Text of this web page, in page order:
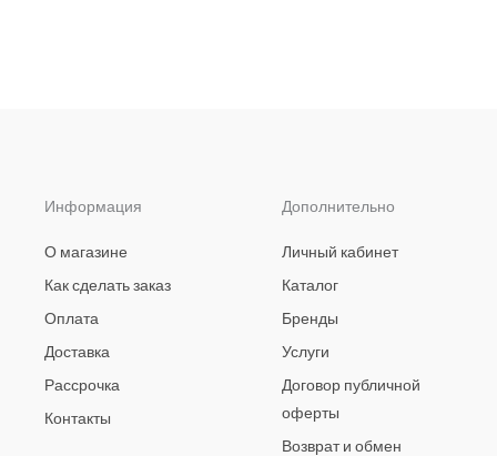
Информация
О магазине
Как сделать заказ
Оплата
Доставка
Рассрочка
Контакты
Дополнительно
Личный кабинет
Каталог
Бренды
Услуги
Договор публичной
оферты
Возврат и обмен